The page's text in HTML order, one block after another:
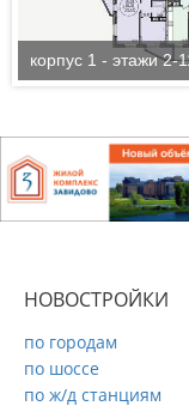
корпус 1 - этажи 2-
НОВОСТРОЙКИ
по городам
по шоссе
по ж/д станциям